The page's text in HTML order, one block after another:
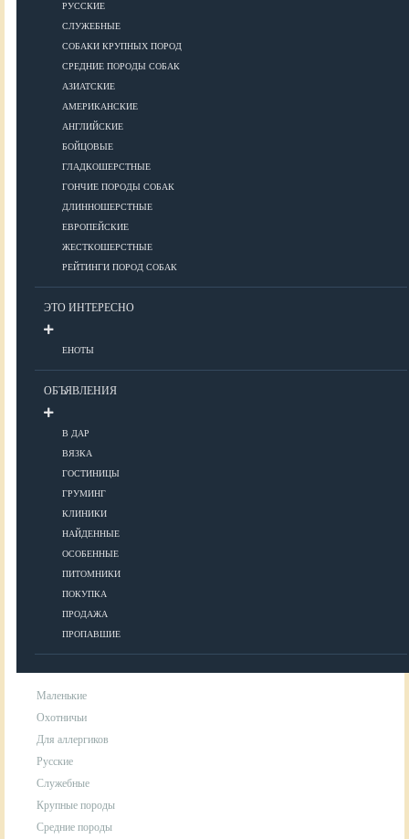
РУССКИЕ
СЛУЖЕБНЫЕ
СОБАКИ КРУПНЫХ ПОРОД
СРЕДНИЕ ПОРОДЫ СОБАК
АЗИАТСКИЕ
АМЕРИКАНСКИЕ
АНГЛИЙСКИЕ
БОЙЦОВЫЕ
ГЛАДКОШЕРСТНЫЕ
ГОНЧИЕ ПОРОДЫ СОБАК
ДЛИННОШЕРСТНЫЕ
ЕВРОПЕЙСКИЕ
ЖЕСТКОШЕРСТНЫЕ
РЕЙТИНГИ ПОРОД СОБАК
ЭТО ИНТЕРЕСНО
ЕНОТЫ
ОБЪЯВЛЕНИЯ
В ДАР
ВЯЗКА
ГОСТИНИЦЫ
ГРУМИНГ
КЛИНИКИ
НАЙДЕННЫЕ
ОСОБЕННЫЕ
ПИТОМНИКИ
ПОКУПКА
ПРОДАЖА
ПРОПАВШИЕ
КОРМА
Корма холистик класса
Корма эконом класса
Кормление щенков
Диетическое и лечебное кормление
УХОД
Гигиена
Уход за шерстью
Аксессуары для ухода за собакой
Маленькие
Охотничьи
Для аллергиков
Русские
Служебные
Крупные породы
Средние породы